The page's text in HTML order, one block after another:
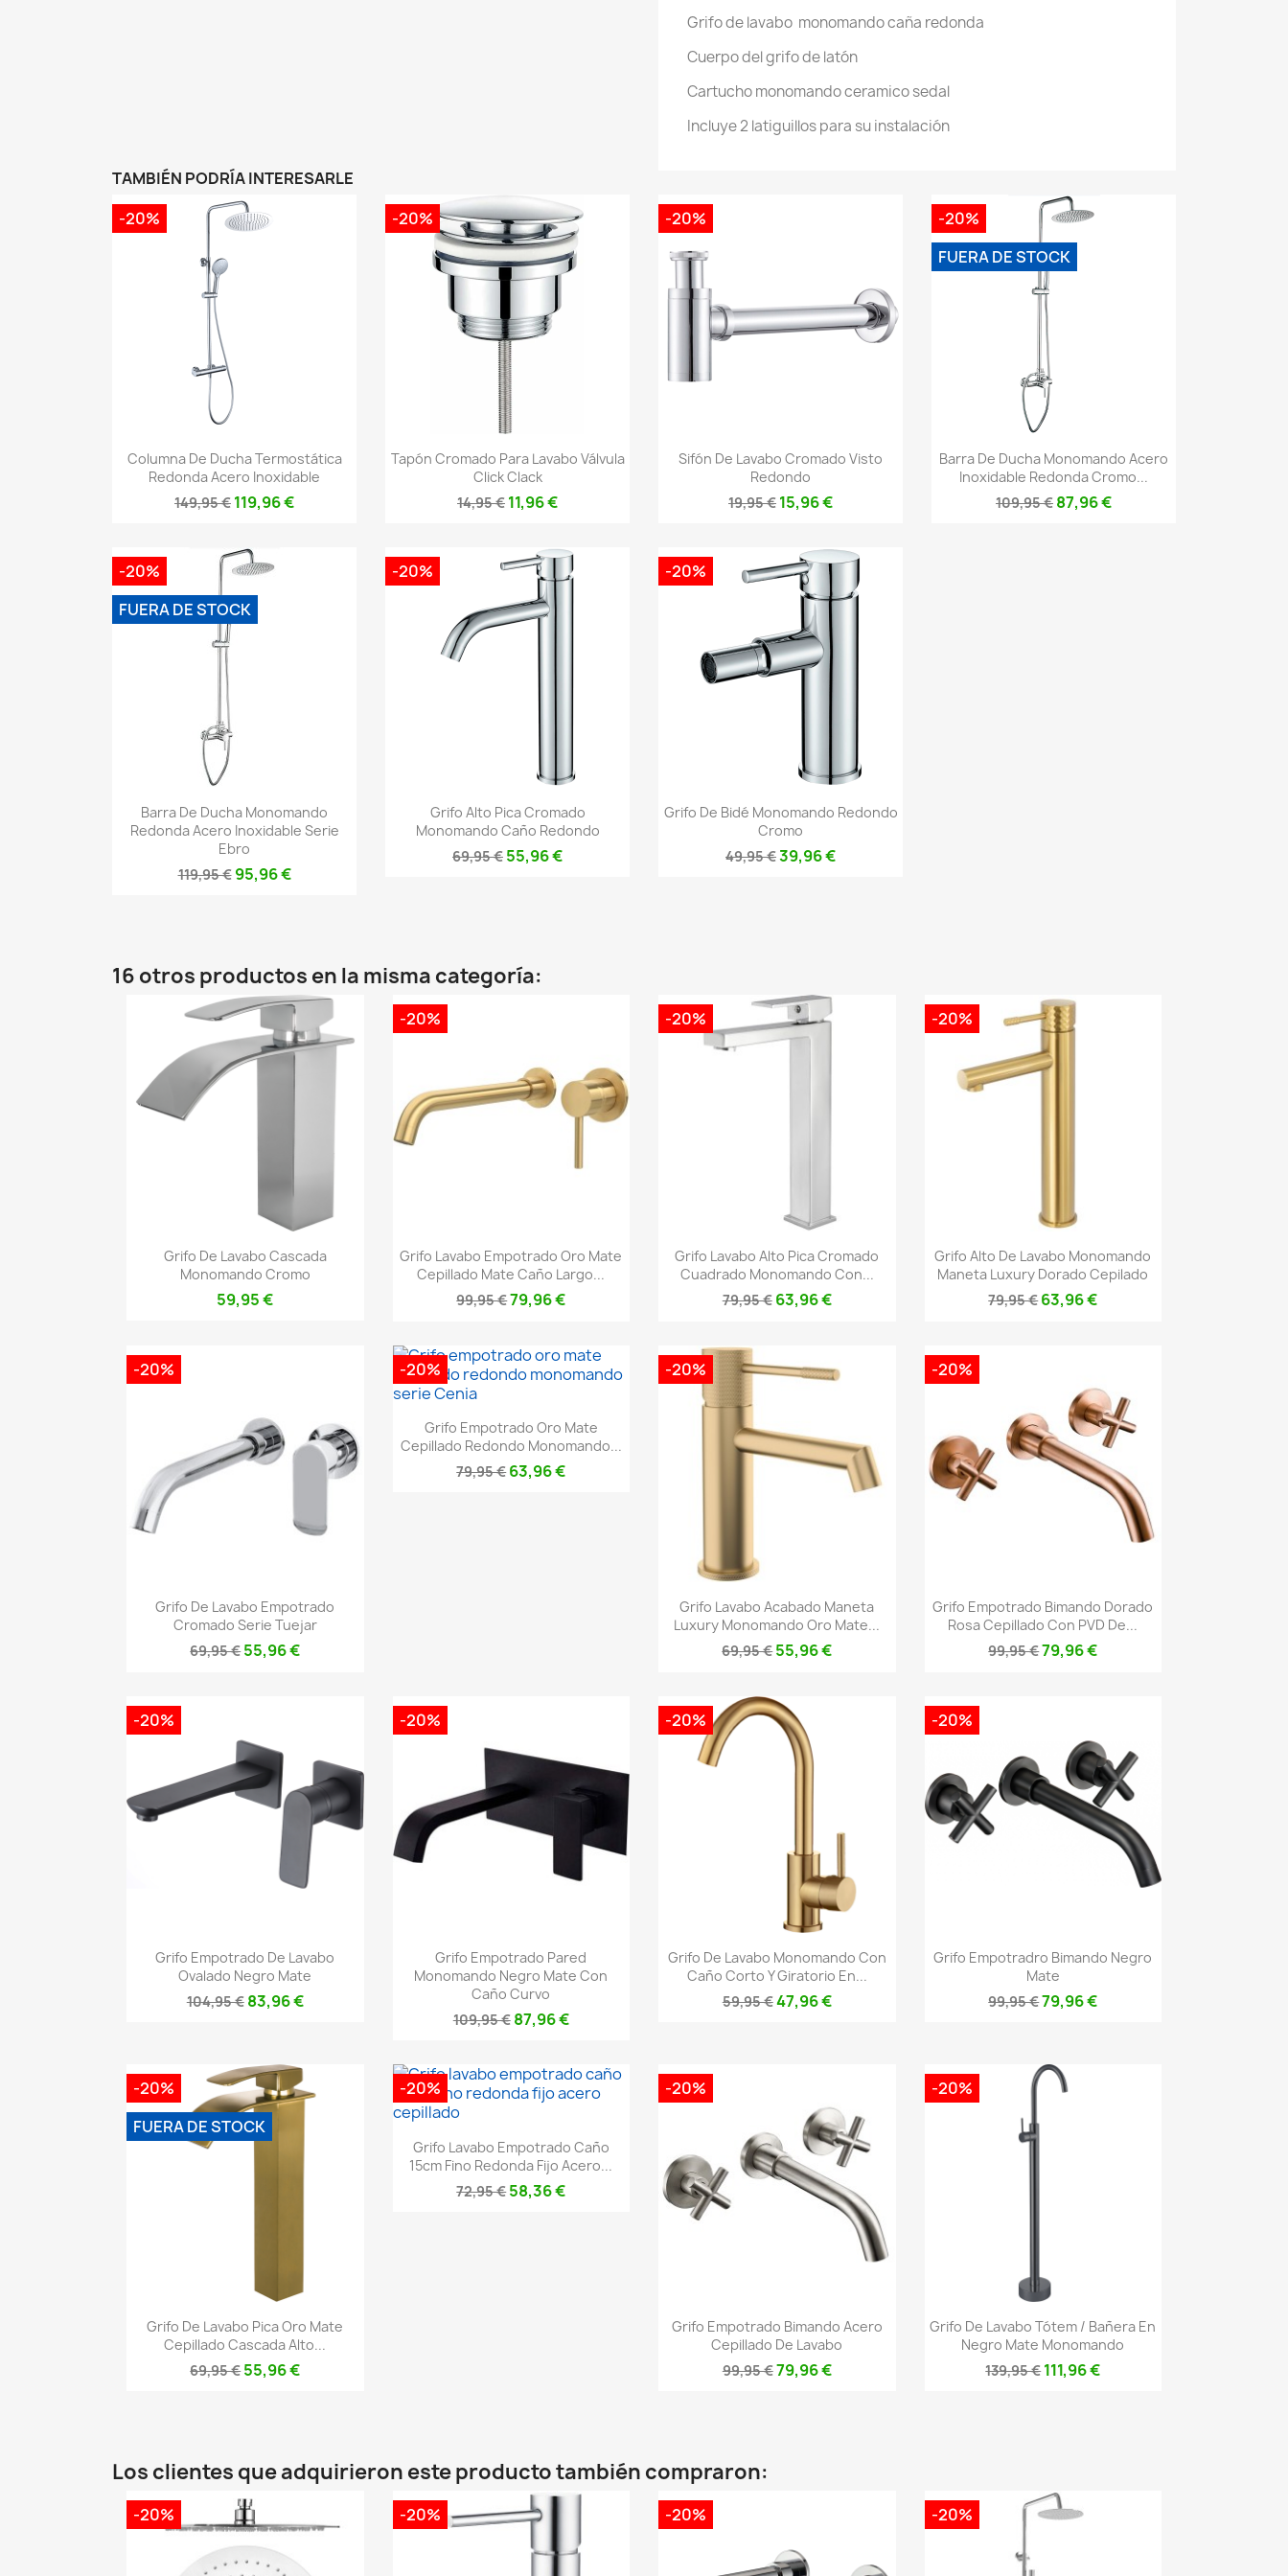
Grifo de lavabo monomando caña redonda
Cuerpo del grifo de latón
Cartucho monomando ceramico sedal
Incluye 2 latiguillos para su instalación
TAMBIÉN PODRÍA INTERESARLE
Vista rápida
Columna De Ducha Termostática
Redonda Acero Inoxidable
149,95 € 119,96 €
-20%
Vista rápida
Tapón Cromado Para Lavabo Válvula
Click Clack
14,95 € 11,96 €
-20%
Vista rápida
Sifón De Lavabo Cromado Visto
Redondo
19,95 € 15,96 €
-20%
Vista rápida
Barra De Ducha Monomando Acero
Inoxidable Redonda Cromo...
109,95 € 87,96 €
-20%
FUERA DE STOCK
 Vista rápida
Barra De Ducha Monomando
Redonda Acero Inoxidable Serie
Ebro
119,95 € 95,96 €
-20%
FUERA DE STOCK
Vista rápida
Grifo Alto Pica Cromado
Monomando Caño Redondo
69,95 € 55,96 €
-20%
Vista rápida
Grifo De Bidé Monomando Redondo
Cromo
49,95 €39,96 €
-20%
16 otros productos en la misma categoría:
Vista rápida
Grifo De Lavabo Cascada
Monomando Cromo
59,95 €
Vista rápida
Grifo Lavabo Empotrado Oro Mate
Cepillado Mate Caño Largo...
99,95 €79,96 €
-20%
Vista rápida
Grifo Lavabo Alto Pica Cromado
Cuadrado Monomando Con...
79,95 € 63,96 €
-20%
Vista rápida
Grifo Alto De Lavabo Monomando
Maneta Luxury Dorado Cepilado
79,95 €63,96 €
-20%
 Vista rápida
Grifo De Lavabo Empotrado
Cromado Serie Tuejar
69,95 €55,96 €
-20%
Vista rápida
Grifo Empotrado Oro Mate
Cepillado Redondo Monomando...
79,95 €63,96 €
-20%
Vista rápida
Grifo Lavabo Acabado Maneta
Luxury Monomando Oro Mate...
69,95 €55,96 €
-20%
Vista rápida
Grifo Empotrado Bimando Dorado
Rosa Cepillado Con PVD De...
99,95 €79,96 €
-20%
Vista rápida
Grifo Empotrado De Lavabo
Ovalado Negro Mate
104,95 € 83,96 €
-20%
Vista rápida
Grifo Empotrado Pared
Monomando Negro Mate Con
Caño Curvo
109,95 € 87,96 €
-20%
Vista rápida
Grifo De Lavabo Monomando Con
Caño Corto Y Giratorio En...
59,95 €47,96 €
-20%
Vista rápida
Grifo Empotradro Bimando Negro
Mate
99,95 €79,96 €
-20%
Vista rápida
Grifo De Lavabo Pica Oro Mate
Cepillado Cascada Alto...
69,95 €55,96 €
-20%
FUERA DE STOCK
Vista rápida
Grifo Lavabo Empotrado Caño
15cm Fino Redonda Fijo Acero...
72,95 €58,36 €
-20%
Vista rápida
Grifo Empotrado Bimando Acero
Cepillado De Lavabo
99,95 €79,96 €
-20%
Vista rápida
Grifo De Lavabo Tótem / Bañera En
Negro Mate Monomando
139,95 €111,96 €
-20%
Los clientes que adquirieron este producto también compraron:
-20% -20% -20% -20%